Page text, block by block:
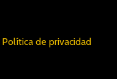
Política de privacidad